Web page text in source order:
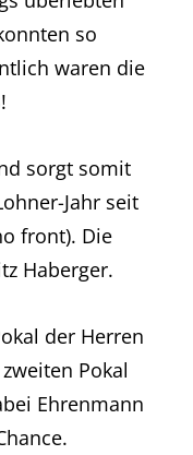
so
waren die
sorgt somit
Jahr seit
front). Die
Haberger.
der Herren
Pokal
Ehrenmann